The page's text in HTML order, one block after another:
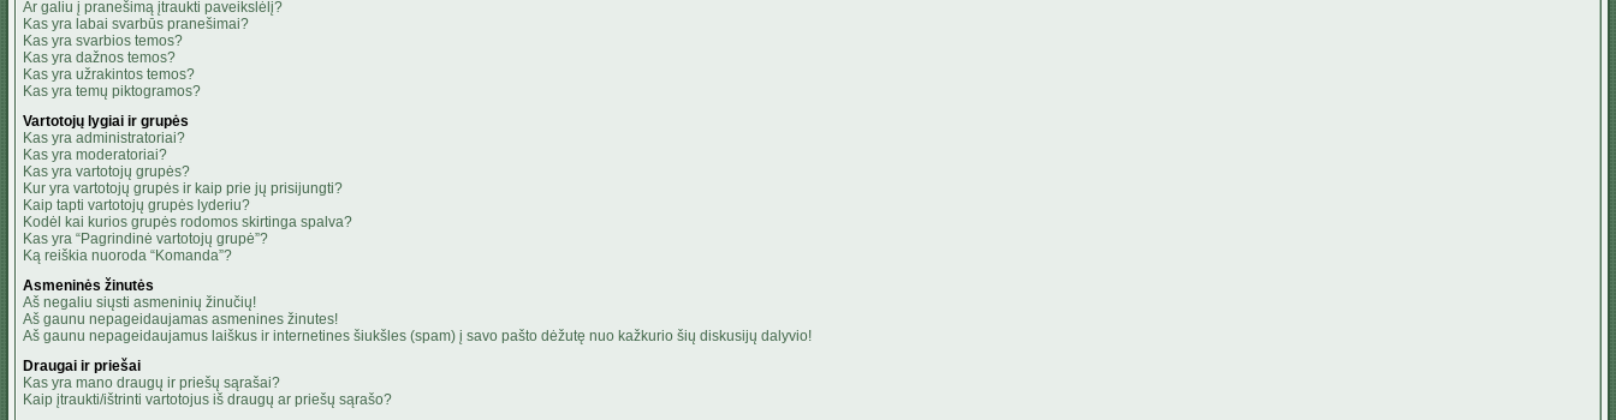
Ar galiu į pranešimą įtraukti paveikslėlį?
Kas yra labai svarbūs pranešimai?
Kas yra svarbios temos?
Kas yra dažnos temos?
Kas yra užrakintos temos?
Kas yra temų piktogramos?
Vartotojų lygiai ir grupės
Kas yra administratoriai?
Kas yra moderatoriai?
Kas yra vartotojų grupės?
Kur yra vartotojų grupės ir kaip prie jų prisijungti?
Kaip tapti vartotojų grupės lyderiu?
Kodėl kai kurios grupės rodomos skirtinga spalva?
Kas yra “Pagrindinė vartotojų grupė”?
Ką reiškia nuoroda “Komanda”?
Asmeninės žinutės
Aš negaliu siųsti asmeninių žinučių!
Aš gaunu nepageidaujamas asmenines žinutes!
Aš gaunu nepageidaujamus laiškus ir internetines šiukšles (spam) į savo pašto dėžutę nuo kažkurio šių diskusijų dalyvio!
Draugai ir priešai
Kas yra mano draugų ir priešų sąrašai?
Kaip įtraukti/ištrinti vartotojus iš draugų ar priešų sąrašo?